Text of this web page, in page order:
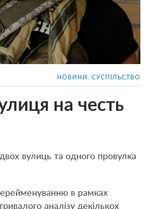
НОВИНИ СУСПІЛЬСТВО
на честь
вулиць та одного провулка
в рамках
аналізу декількох